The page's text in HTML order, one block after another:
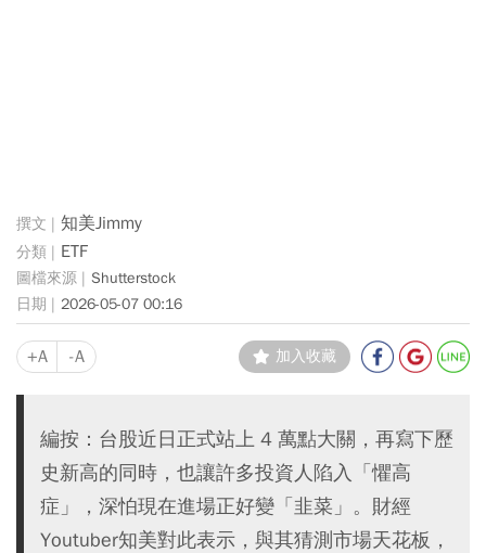
知美Jimmy
ETF
Shutterstock
2026-05-07 00:16
+A -A 加入收藏
編按：台股近日正式站上 4 萬點大關，再寫下歷
史新高的同時，也讓許多投資人陷入「懼高
症」，深怕現在進場正好變「韭菜」。財經
Youtuber知美對此表示，與其猜測市場天花板，